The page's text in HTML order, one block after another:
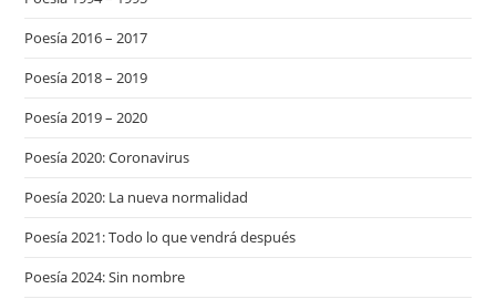
Poesía 2016 – 2017
Poesía 2018 – 2019
Poesía 2019 – 2020
Poesía 2020: Coronavirus
Poesía 2020: La nueva normalidad
Poesía 2021: Todo lo que vendrá después
Poesía 2024: Sin nombre